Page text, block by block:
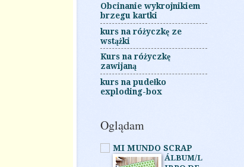
Obcinanie wykrojnikiem
brzegu kartki
kurs na różyczkę ze
wstążki
Kurs na różyczkę
zawijaną
kurs na pudełko
exploding-box
Oglądam
MI MUNDO SCRAP
ÁLBUM/L